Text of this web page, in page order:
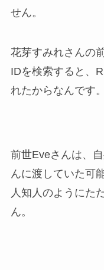
せん。
花芽すみれさんの
IDを検索すると、
れたからなんです。
前世Eveさんは、
んに渡していた可
人知人のようにた
ん。